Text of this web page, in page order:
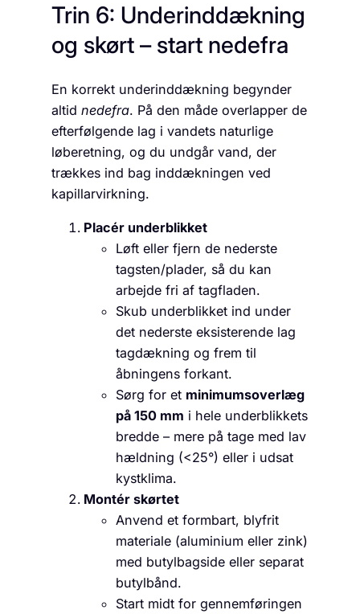
Trin 6: Underinddækning
og skørt – start nedefra
En korrekt underinddækning begynder
altid nedefra. På den måde overlapper de
efterfølgende lag i vandets naturlige
løberetning, og du undgår vand, der
trækkes ind bag inddækningen ved
kapillarvirkning.
Placér underblikket
Løft eller fjern de nederste
tagsten/plader, så du kan
arbejde fri af tagfladen.
Skub underblikket ind under
det nederste eksisterende lag
tagdækning og frem til
åbningens forkant.
Sørg for et minimums­overlæg
på 150 mm i hele underblikkets
bredde – mere på tage med lav
hældning (<25°) eller i udsat
kystklima.
Montér skørtet
Anvend et formbart, blyfrit
materiale (aluminium eller zink)
med butylbagside eller separat
butylbånd.
Start midt for gennemføringen